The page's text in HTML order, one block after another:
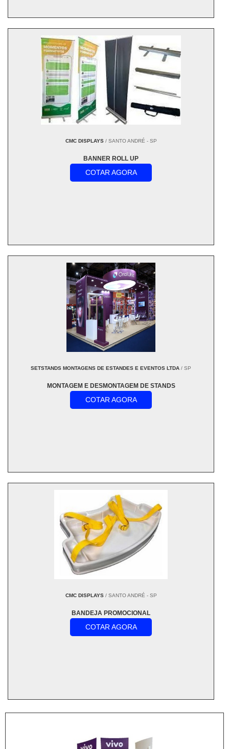
CMC DISPLAYS/ SANTO ANDRÉ - SP
BANNER ROLL UP
COTAR AGORA
SETSTANDS MONTAGENS DE ESTANDES E EVENTOS LTDA / SP
MONTAGEM E DESMONTAGEM DE STANDS
COTAR AGORA
CMC DISPLAYS/ SANTO ANDRÉ - SP
BANDEJA PROMOCIONAL
COTAR AGORA